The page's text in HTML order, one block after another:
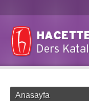
Anasayfa